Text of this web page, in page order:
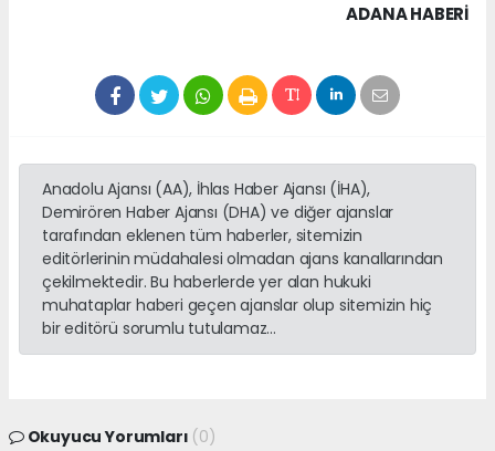
ADANA HABERİ
Anadolu Ajansı (AA), İhlas Haber Ajansı (İHA),
Demirören Haber Ajansı (DHA) ve diğer ajanslar
tarafından eklenen tüm haberler, sitemizin
editörlerinin müdahalesi olmadan ajans kanallarından
çekilmektedir. Bu haberlerde yer alan hukuki
muhataplar haberi geçen ajanslar olup sitemizin hiç
bir editörü sorumlu tutulamaz...
Okuyucu Yorumları (0)